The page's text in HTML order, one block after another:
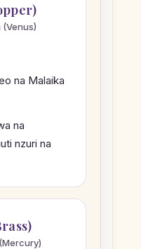
na Malaika
na
nzuri na